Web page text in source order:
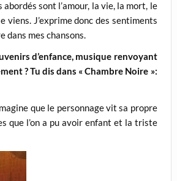
sont l’amour, la vie, la mort, le
viens. J’exprime donc des sentiments
dans mes chansons.
d’enfance, musique renvoyant
? Tu dis dans « Chambre Noire »:
que le personnage vit sa propre
que l’on a pu avoir enfant et la triste